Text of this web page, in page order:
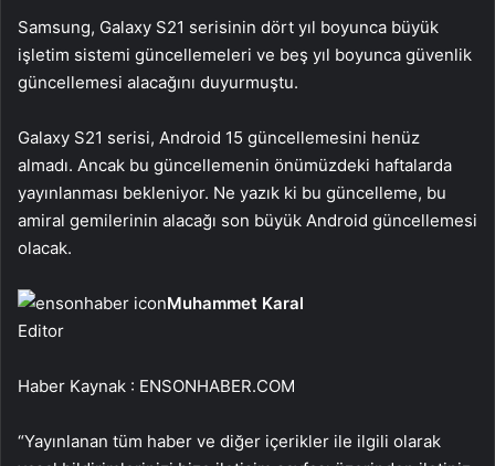
Samsung, Galaxy S21 serisinin dört yıl boyunca büyük
işletim sistemi güncellemeleri ve beş yıl boyunca güvenlik
güncellemesi alacağını duyurmuştu.
Galaxy S21 serisi, Android 15 güncellemesini henüz
almadı. Ancak bu güncellemenin önümüzdeki haftalarda
yayınlanması bekleniyor. Ne yazık ki bu güncelleme, bu
amiral gemilerinin alacağı son büyük Android güncellemesi
olacak.
Muhammet Karal
Editor
Haber Kaynak : ENSONHABER.COM
“Yayınlanan tüm haber ve diğer içerikler ile ilgili olarak